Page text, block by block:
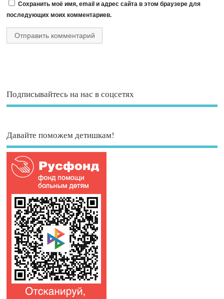
Сохранить моё имя, email и адрес сайта в этом браузере для
последующих моих комментариев.
Подписывайтесь на нас в соцсетях
Давайте поможем детишкам!